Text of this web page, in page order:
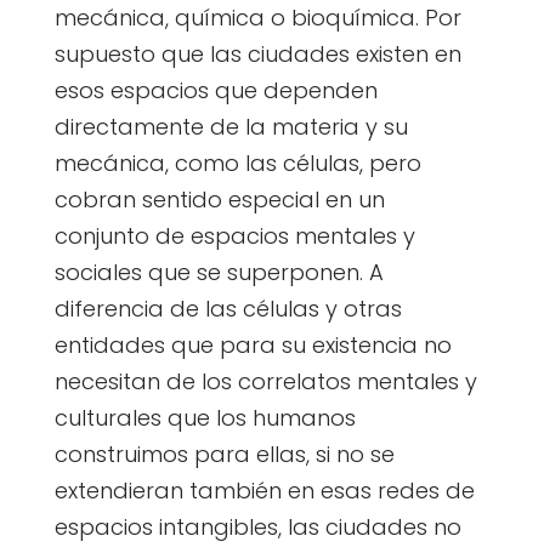
mecánica, química o bioquímica. Por
supuesto que las ciudades existen en
esos espacios que dependen
directamente de la materia y su
mecánica, como las células, pero
cobran sentido especial en un
conjunto de espacios mentales y
sociales que se superponen. A
diferencia de las células y otras
entidades que para su existencia no
necesitan de los correlatos mentales y
culturales que los humanos
construimos para ellas, si no se
extendieran también en esas redes de
espacios intangibles, las ciudades no